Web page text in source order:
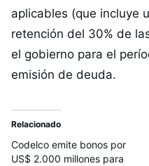
aplicables (que incluye
retención del 30% de
el gobierno para el
emisión de deuda.
Relacionado
Codelco emite bonos por
US$ 2.000 millones para